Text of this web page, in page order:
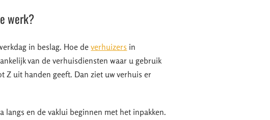
werk?
in beslag. Hoe deverhuizers in
van de verhuisdiensten waar u gebruik
Z uit handen geeft. Dan ziet uw verhuis er
langs en de vaklui beginnen met het inpakken.